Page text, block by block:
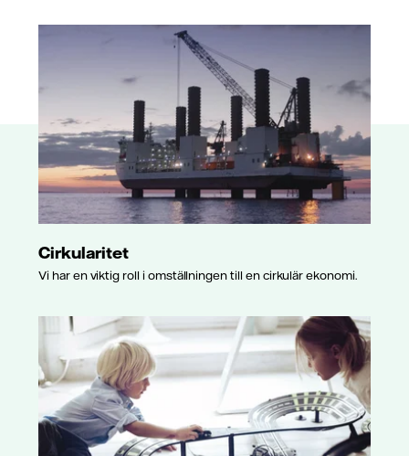
Cirkularitet
Vi har en viktig roll i omställningen till en cirkulär ekonomi.